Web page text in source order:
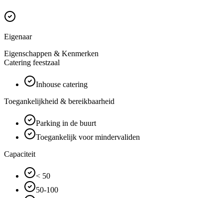
Eigenaar
Eigenschappen & Kenmerken
Catering feestzaal
Inhouse catering
Toegankelijkheid & bereikbaarheid
Parking in de buurt
Toegankelijk voor mindervaliden
Capaciteit
< 50
50-100